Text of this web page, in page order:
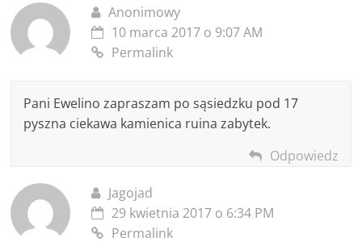
Anonimowy
10 marca 2017 o 9:07 AM
Permalink
Pani Ewelino zapraszam po sąsiedzku pod 17
pyszna ciekawa kamienica ruina zabytek.
Odpowiedz
Jagojad
29 kwietnia 2017 o 6:34 PM
Permalink